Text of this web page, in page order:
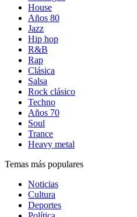
House
Años 80
Jazz
Hip hop
R&B
Rap
Clásica
Salsa
Rock clásico
Techno
Años 70
Soul
Trance
Heavy metal
Temas más populares
Noticias
Cultura
Deportes